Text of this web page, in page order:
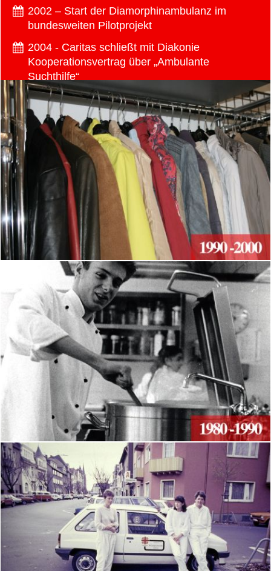
2002 – Start der Diamorphinambulanz im
bundesweiten Pilotprojekt
2004 - Caritas schließt mit Diakonie
Kooperationsvertrag über „Ambulante
Suchthilfe“
2006 – Start Familienfonds ROBIN GOOD
gegen Kinderarmut
2007 - Start des Qualifizierungs- und
Arbeitsprojekts „KostBar“